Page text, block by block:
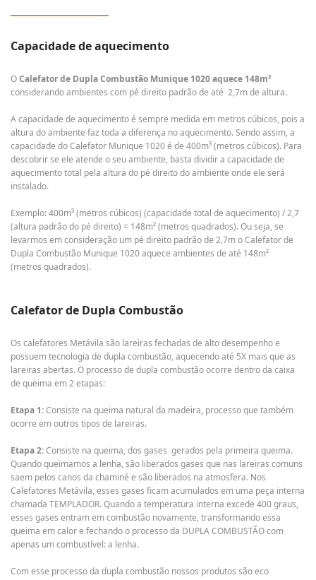
Capacidade de aquecimento
OCalefator de Dupla Combustão Munique 1020 aquece 148m²
considerando ambientes com pé direito padrão de até 2,7m de altura.
A capacidade de aquecimento é sempre medida em metros cúbicos, pois a
altura do ambiente faz toda a diferença no aquecimento. Sendo assim, a
capacidade do Calefator Munique 1020 é de 400m³ (metros cúbicos). Para
descobrir se ele atende o seu ambiente, basta dividir a capacidade de
aquecimento total pela altura do pé direito do ambiente onde ele será
instalado.
Exemplo: 400m³ (metros cúbicos) (capacidade total de aquecimento) / 2,7
(altura padrão do pé direito) = 148m² (metros quadrados). Ou seja, se
levarmos em consideração um pé direito padrão de 2,7m o Calefator de
Dupla Combustão Munique 1020 aquece ambientes de até 148m²
(metros quadrados).
Calefator de Dupla Combustão
Os calefatores Metávila são lareiras fechadas de alto desempenho e
possuem tecnologia de dupla combustão, aquecendo até 5X mais que as
lareiras abertas. O processo de dupla combustão ocorre dentro da caixa
de queima em 2 etapas:
Etapa 1:Consiste na queima natural da madeira, processo que também
ocorre em outros tipos de lareiras.
Etapa 2:Consiste na queima, dos gases gerados pela primeira queima.
Quando queimamos a lenha, são liberados gases que nas lareiras comuns
saem pelos canos da chaminé e são liberados na atmosfera. Nos
Calefatores Metávila, esses gases ficam acumulados em uma peça interna
chamada TEMPLADOR. Quando a temperatura interna excede 400 graus,
esses gases entram em combustão novamente, transformando essa
queima em calor e fechando o processo da DUPLA COMBUSTÃO com
apenas um combustível: a lenha.
Com esse processo da dupla combustão nossos produtos são eco